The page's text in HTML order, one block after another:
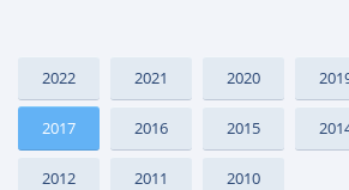
2022 2021 2020
2017 2016 2015
2012 2011 2010